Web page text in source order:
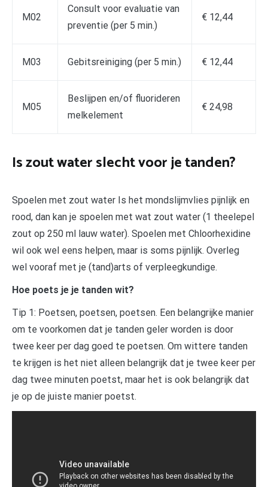
M02
Consult voor evaluatie van
preventie (per 5 min.)
€ 12,44
M03 Gebitsreiniging (per 5 min.) € 12,44
M05
Beslijpen en/of fluorideren
melkelement
€ 24,98
Is zout water slecht voor je tanden?
Spoelen met zout water Is het mondslijmvlies pijnlijk en
rood, dan kan je spoelen met wat zout water (1 theelepel
zout op 250 ml lauw water). Spoelen met Chloorhexidine
wil ook wel eens helpen, maar is soms pijnlijk. Overleg
wel vooraf met je (tand)arts of verpleegkundige.
Hoe poets je je tanden wit?
Tip 1: Poetsen, poetsen, poetsen. Een belangrijke manier
om te voorkomen dat je tanden geler worden is door
twee keer per dag goed te poetsen. Om wittere tanden
te krijgen is het niet alleen belangrijk dat je twee keer per
dag twee minuten poetst, maar het is ook belangrijk dat
je op de juiste manier poetst.